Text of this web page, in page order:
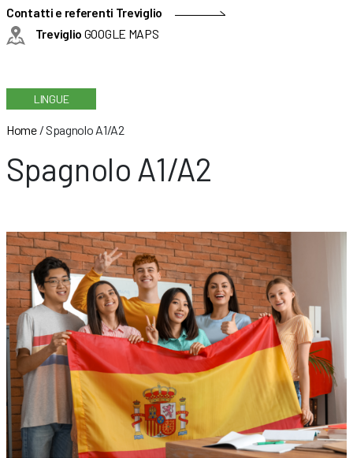
Contatti e referenti Treviglio
Treviglio GOOGLE MAPS
LINGUE
Home/ Spagnolo A1/A2
Spagnolo A1/A2